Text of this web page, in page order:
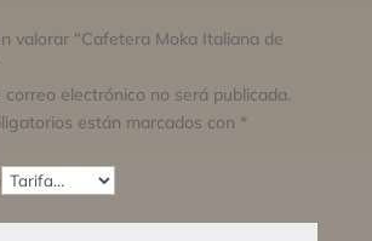
valorar “Cafetera Moka Italiana de
correo electrónico no será publicada.
están marcados con *